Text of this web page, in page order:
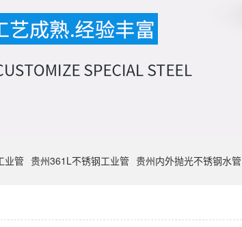
业管 贵州361L不锈钢工业管 贵州内外抛光不锈钢水管